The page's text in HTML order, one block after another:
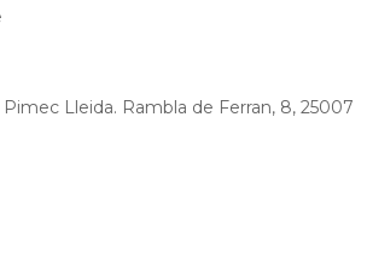
Lleida. Rambla de Ferran, 8, 25007